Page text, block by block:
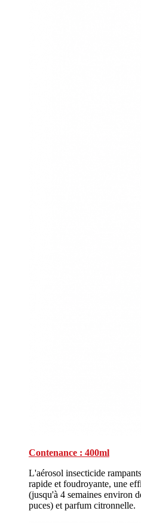
Contenance : 400ml
L'aérosol insecticide
rapide et foudroyante, une
(jusqu'à 4 semaines environ
puces) et parfum citronnelle.